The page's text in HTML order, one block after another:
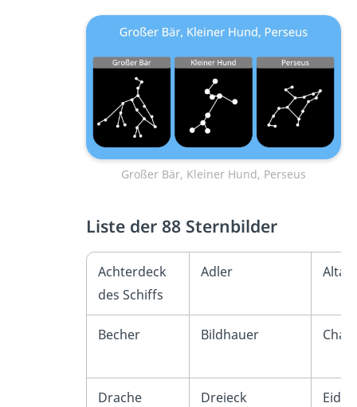
Großer Bär, Kleiner Hund, Perseus
Liste der 88 Sternbilder
Achterdeck
des Schiffs
Adler Altar
Becher Bildhauer
Drache Dreieck